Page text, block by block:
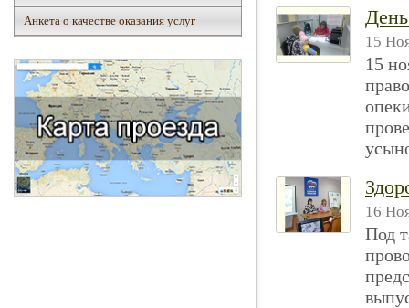
Анкета о качестве оказания услуг
15
15
16
Под